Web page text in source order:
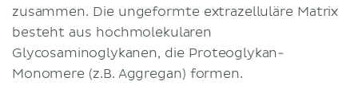
zusammen. Die ungeformte extrazelluläre Matrix
besteht aus hochmolekularen
Glycosaminoglykanen, die Proteoglykan-
Monomere (z.B. Aggregan) formen.